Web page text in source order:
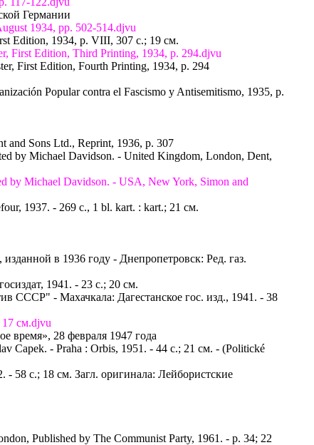
Германии
1934, pp. 502-514.djvu
Edition, 1934, p. VIII, 307 с.; 19 см.
First Edition, Third Printing, 1934, p. 294.djvu
First Edition, Fourth Printing, 1934, p. 294
Popular contra el Fascismo y Antisemitismo, 1935, p.
and Sons Ltd., Reprint, 1936, p. 307
by Michael Davidson. - United Kingdom, London, Dent,
by Michael Davidson. - USA, New York, Simon and
1937. - 269 с., 1 bl. kart. : kart.; 21 см.
в 1936 году - Днепропетровск: Ред. газ.
1941. - 23 с.; 20 см.
СССР" - Махачкала: Дагестанское гос. изд., 1941. - 38
см.djvu
время», 28 февраля 1947 года
Capek. - Praha : Orbis, 1951. - 44 с.; 21 см. - (Politické
58 с.; 18 см. Загл. оригинала: Лейбористские
Published by The Communist Party, 1961. - p. 34; 22